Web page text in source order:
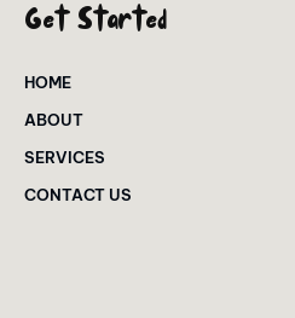
Get Started
HOME
ABOUT
SERVICES
CONTACT US